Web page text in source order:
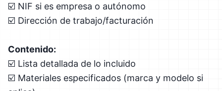
☑️ NIF si es empresa o autónomo
☑️ Dirección de trabajo/facturación
Contenido:
☑️ Lista detallada de lo incluido
☑️ Materiales especificados (marca y modelo si